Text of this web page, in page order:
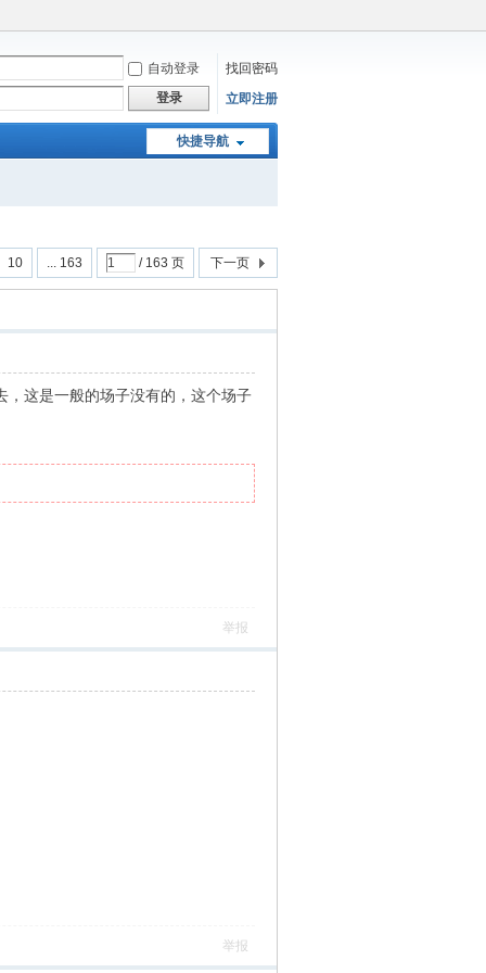
自动登录
找回密码
登录
立即注册
快捷导航
10 ... 163 / 163 页 下一页
这是一般的场子没有的，这个场子
举报
举报